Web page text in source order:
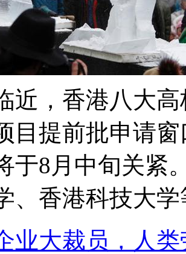
近，香港八大
目提前批申请
于8月中旬关紧
、香港科技大
业大裁员，人